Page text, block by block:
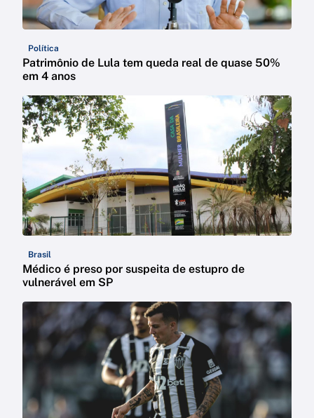
Política
Patrimônio de Lula tem queda real de quase 50%
em 4 anos
Brasil
Médico é preso por suspeita de estupro de
vulnerável em SP